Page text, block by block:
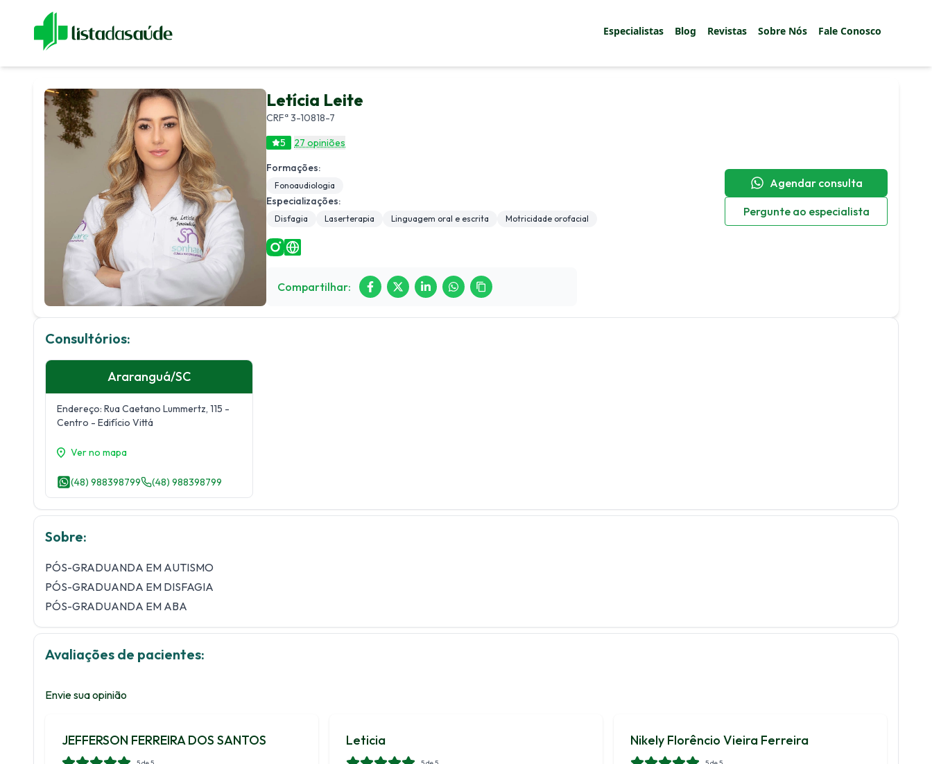
Especialistas Blog Revistas Sobre Nós Fale Conosco
Letícia Leite
CRFª 3-10818-7
5
27 opiniões
Formações:
Fonoaudiologia
Especializações:
Disfagia Laserterapia Linguagem oral e escrita Motricidade orofacial
Compartilhar:
Agendar consulta
Pergunte ao especialista
Consultórios:
Araranguá/SC
Endereço: Rua Caetano Lummertz, 115 -
Centro - Edifício Vittá
Ver no mapa
(48) 988398799 (48) 988398799
Sobre:
PÓS-GRADUANDA EM AUTISMO
PÓS-GRADUANDA EM DISFAGIA
PÓS-GRADUANDA EM ABA
Avaliações de pacientes:
Envie sua opinião
JEFFERSON FERREIRA DOS SANTOS Leticia Nikely Florêncio Vieira Ferreira